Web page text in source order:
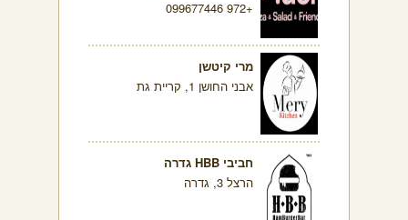
+972 099677446
מרי קיטשן
אבני החושן 1, קריית גת
חביבי HBB גדרה
הרצל 3, גדרה